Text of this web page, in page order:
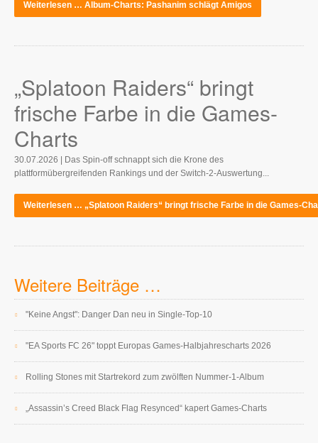
Weiterlesen … Album-Charts: Pashanim schlägt Amigos
„Splatoon Raiders“ bringt
frische Farbe in die Games-
Charts
30.07.2026 | Das Spin-off schnappt sich die Krone des
plattformübergreifenden Rankings und der Switch-2-Auswertung...
Weiterlesen … „Splatoon Raiders“ bringt frische Farbe in die Games-
Weitere Beiträge …
"Keine Angst": Danger Dan neu in Single-Top-10
"EA Sports FC 26" toppt Europas Games-Halbjahrescharts 2026
Rolling Stones mit Startrekord zum zwölften Nummer-1-Album
„Assassin’s Creed Black Flag Resynced“ kapert Games-Charts